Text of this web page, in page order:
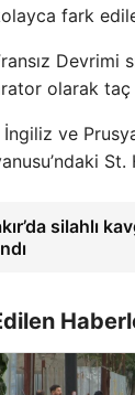
fark
Devrimi
olarak
İngiliz ve
St.
silahlı